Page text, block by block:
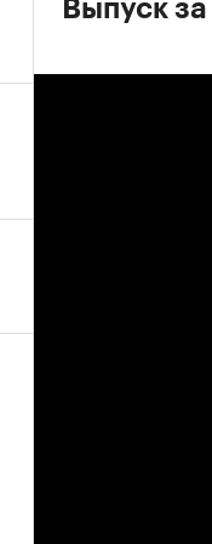
Выпуск